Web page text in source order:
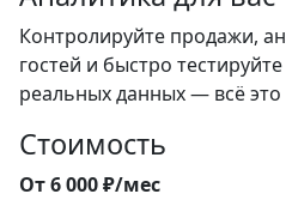
Контролируйте продажи,
гостей и быстро
реальных данных — всё
Стоимость
От 6 000 ₽/мес